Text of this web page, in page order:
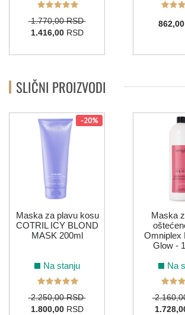
1.770,00 RSD
1.416,00RSD
862,00
SLIČNI PROIZVODI
-20%
Maska za plavu kosu
COTRIL ICY BLOND
MASK 200ml
Na stanju
2.250,00 RSD
1.800,00RSD
Maska
Omniplex
Glow -
Na